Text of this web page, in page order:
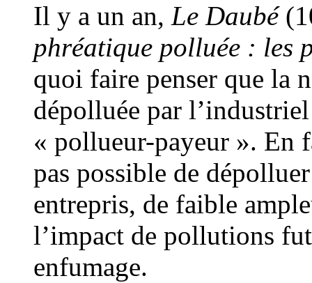
Il y a un an, Le Daubé
phréatique polluée : les
quoi faire penser que la
dépolluée par
« pollueur-payeur ». En
pas possible de
entrepris, de faible
l’impact de pollutions
enfumage.